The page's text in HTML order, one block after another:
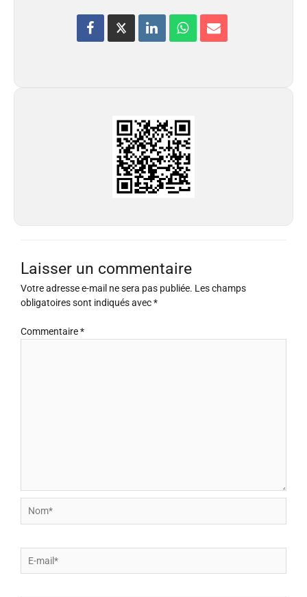
Laisser un commentaire
Votre adresse e-mail ne sera pas publiée. Les champs
obligatoires sont indiqués avec*
Commentaire*
mail*